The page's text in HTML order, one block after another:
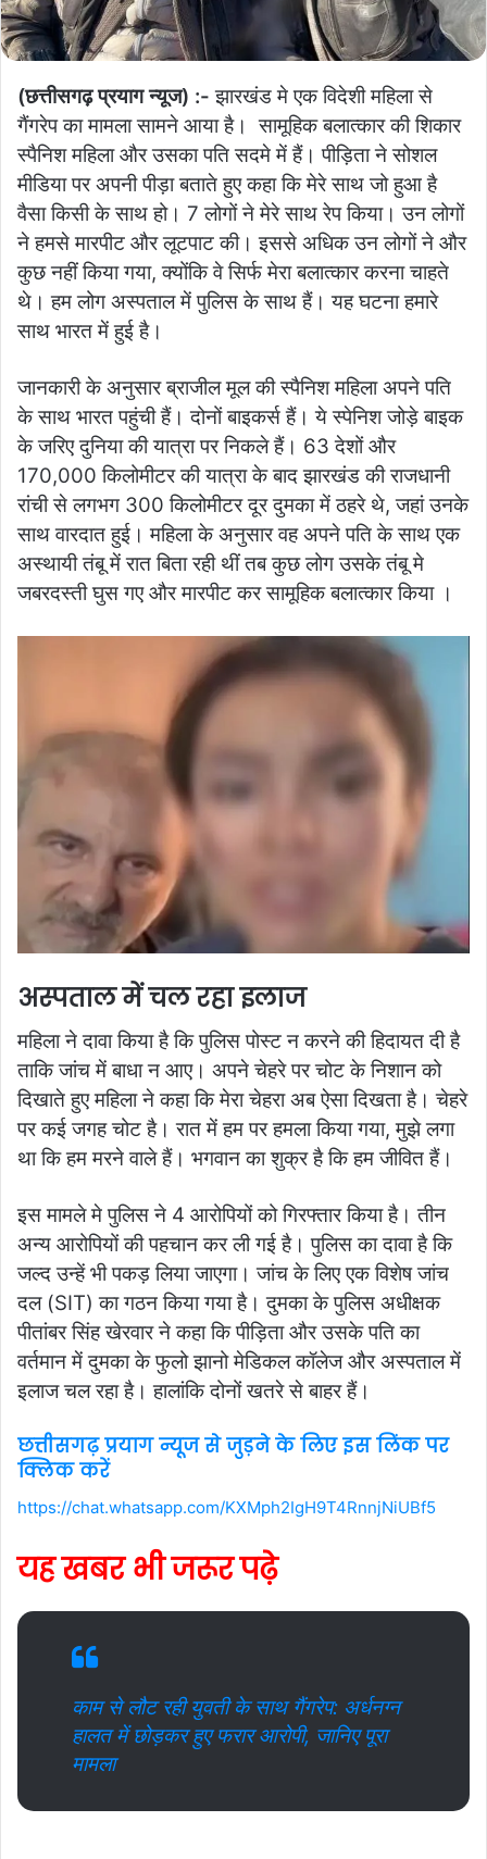
(छत्तीसगढ़ प्रयाग न्यूज) :- झारखंड मे एक विदेशी महिला से
गैंगरेप का मामला सामने आया है। सामूहिक बलात्कार की शिकार
स्पैनिश महिला और उसका पति सदमे में हैं। पीड़िता ने सोशल
मीडिया पर अपनी पीड़ा बताते हुए कहा कि मेरे साथ जो हुआ है
वैसा किसी के साथ हो। 7 लोगों ने मेरे साथ रेप किया। उन लोगों
ने हमसे मारपीट और लूटपाट की। इससे अधिक उन लोगों ने और
कुछ नहीं किया गया, क्योंकि वे सिर्फ मेरा बलात्कार करना चाहते
थे। हम लोग अस्पताल में पुलिस के साथ हैं। यह घटना हमारे
साथ भारत में हुई है।
जानकारी के अनुसार ब्राजील मूल की स्पैनिश महिला अपने पति
के साथ भारत पहुंची हैं। दोनों बाइकर्स हैं। ये स्पेनिश जोड़े बाइक
के जरिए दुनिया की यात्रा पर निकले हैं। 63 देशों और
170,000 किलोमीटर की यात्रा के बाद झारखंड की राजधानी
रांची से लगभग 300 किलोमीटर दूर दुमका में ठहरे थे, जहां उनके
साथ वारदात हुई। महिला के अनुसार वह अपने पति के साथ एक
अस्थायी तंबू में रात बिता रही थीं तब कुछ लोग उसके तंबू मे
जबरदस्ती घुस गए और मारपीट कर सामूहिक बलात्कार किया ।
अस्पताल में चल रहा इलाज
महिला ने दावा किया है कि पुलिस पोस्ट न करने की हिदायत दी है
ताकि जांच में बाधा न आए। अपने चेहरे पर चोट के निशान को
दिखाते हुए महिला ने कहा कि मेरा चेहरा अब ऐसा दिखता है। चेहरे
पर कई जगह चोट है। रात में हम पर हमला किया गया, मुझे लगा
था कि हम मरने वाले हैं। भगवान का शुक्र है कि हम जीवित हैं।
इस मामले मे पुलिस ने 4 आरोपियों को गिरफ्तार किया है। तीन
अन्य आरोपियों की पहचान कर ली गई है। पुलिस का दावा है कि
जल्द उन्हें भी पकड़ लिया जाएगा। जांच के लिए एक विशेष जांच
दल (SIT) का गठन किया गया है। दुमका के पुलिस अधीक्षक
पीतांबर सिंह खेरवार ने कहा कि पीड़िता और उसके पति का
वर्तमान में दुमका के फुलो झानो मेडिकल कॉलेज और अस्पताल में
इलाज चल रहा है। हालांकि दोनों खतरे से बाहर हैं।
छत्तीसगढ़ प्रयाग न्यूज से जुड़ने के लिए इस लिंक पर
क्लिक करें
https://chat.whatsapp.com/KXMph2IgH9T4RnnjNiUBf5
यह खबर भी जरूर पढ़े
काम से लौट रही युवती के साथ गैंगरेप: अर्धनग्न
हालत में छोड़कर हुए फरार आरोपी, जानिए पूरा
मामला